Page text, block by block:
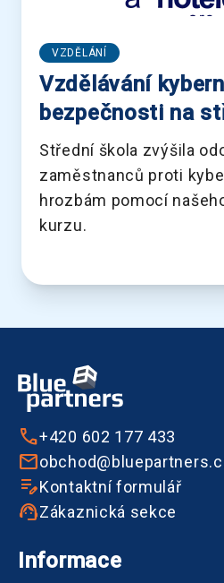
VZDĚLÁNÍ
Vzdělávání
bezpečnosti na
Střední škola zvýšila
zaměstnanců proti
hrozbám pomocí
kurzu.
+420 602 177 433
Kontaktní formulář
Zákaznická sekce
Informace